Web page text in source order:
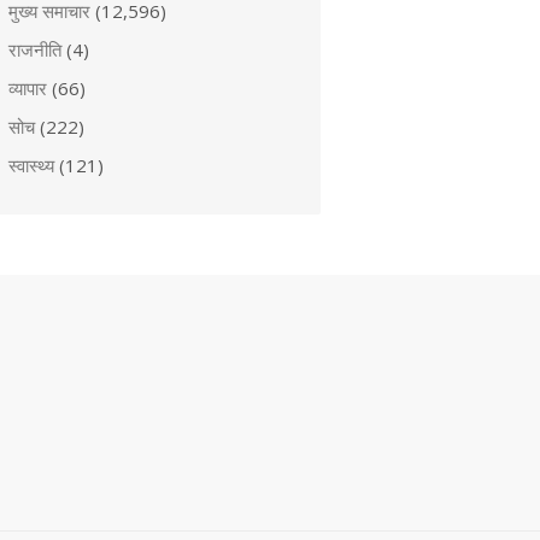
मुख्य समाचार (12,596)
राजनीति(4)
व्यापार (66)
सोच(222)
स्वास्थ्य(121)